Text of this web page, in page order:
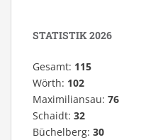
STATISTIK 2026
Gesamt: 115
Wörth: 102
Maximiliansau: 76
Schaidt: 32
Büchelberg: 30